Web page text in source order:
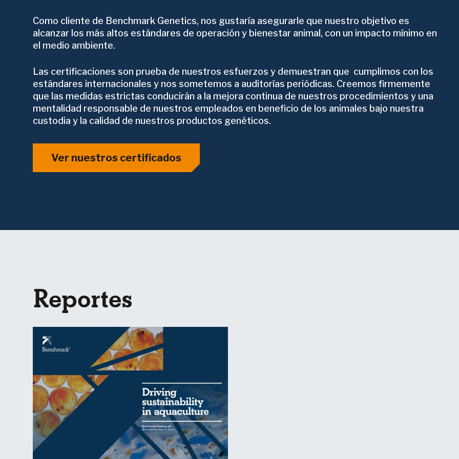
Como cliente de Benchmark Genetics, nos gustaría asegurarle que nuestro objetivo es
alcanzar los más altos estándares de operación y bienestar animal, con un impacto mínimo en
el medio ambiente.
Las certificaciones son prueba de nuestros esfuerzos y demuestran que cumplimos con los
estándares internacionales y nos sometemos a auditorías periódicas. Creemos firmemente
que las medidas estrictas conducirán a la mejora continua de nuestros procedimientos y una
mentalidad responsable de nuestros empleados en beneficio de los animales bajo nuestra
custodia y la calidad de nuestros productos genéticos.
Ver nuestros certificados
Reportes